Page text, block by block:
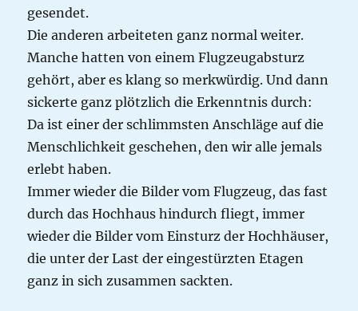
gesendet.
Die anderen arbeiteten ganz normal weiter.
Manche hatten von einem Flugzeugabsturz
gehört, aber es klang so merkwürdig. Und dann
sickerte ganz plötzlich die Erkenntnis durch:
Da ist einer der schlimmsten Anschläge auf die
Menschlichkeit geschehen, den wir alle jemals
erlebt haben.
Immer wieder die Bilder vom Flugzeug, das fast
durch das Hochhaus hindurch fliegt, immer
wieder die Bilder vom Einsturz der Hochhäuser,
die unter der Last der eingestürzten Etagen
ganz in sich zusammen sackten.